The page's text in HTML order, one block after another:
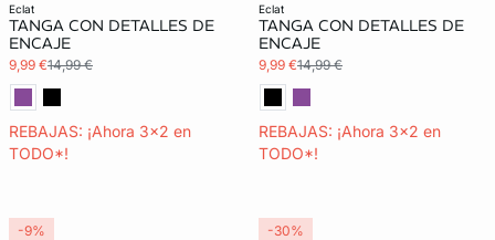
eclat
TANGA CON DETALLES DE
ENCAJE
9,99 €14,99 €
REBAJAS: ¡Ahora 3x2 en
TODO*!
eclat
TANGA CON DETALLES DE
ENCAJE
9,99 €14,99 €
REBAJAS: ¡Ahora 3x2 en
TODO*!
-9% -30%